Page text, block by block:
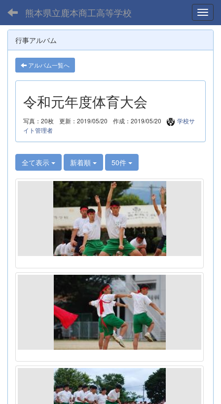
熊本県立鹿本商工高等学校
行事アルバム
アルバム一覧へ
令和元年度体育大会
写真：20枚 更新：2019/05/20 作成：2019/05/20
学校サ
イト管理者
全て表示 新着順 50件